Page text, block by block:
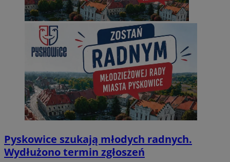
Pyskowice szukają młodych radnych.
Wydłużono termin zgłoszeń